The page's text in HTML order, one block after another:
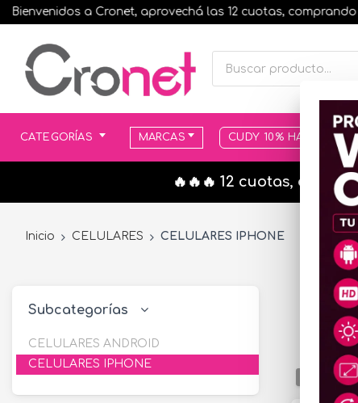
a Cronet, aprovechá las 12 cuotas, comprando
CATEGORÍAS MARCAS CUDY 10% HASTA
🔥🔥🔥 12 cuotas, en
Inicio CELULARES CELULARES IPHONE
Subcategorías
CELULARES ANDROID
CELULARES IPHONE
ORDENAR